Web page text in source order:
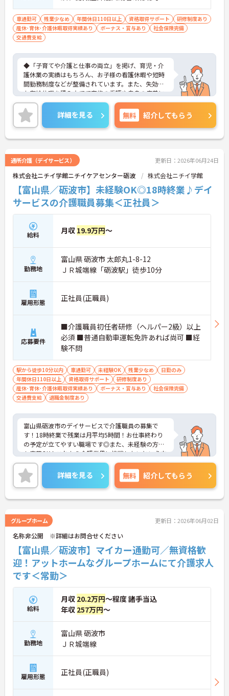
車通勤可 残業少なめ 年間休日110日以上 資格取得サポート
研修制度あり
産休･育休･介護休暇取得実績あり
ボーナス・賞与あり
社会保険完備
交通費支給
◆「子育てや介護と仕事の両立」を掲げ、育児・介
護休業の実績はもちろん、お子様の看護休暇や短時
間勤務制度などが整備されています。また、失効し
た有給休暇を積み立てて家族の看護や自身の療養に
使える独自の「家族愛休暇」や、悩みごとを相談で
きるEAP（従業員支援プログラム）など、安心して
長く働き続けられる環境づくりに注力しています。
◆万全の教育体制を整えています。入社時は丁寧な
OJT研修に加え、先輩スタッフが優しく指導しま
など、ニチイ学館ならではの多彩な研修プログラム
があり、働きながら着実にスキルアップを目指せる
環境です。
詳細を見る 無料 紹介してもらう
通所介護（デイサービス） 更新日：2026年06月24日
株式会社ニチイ学館ニチイケアセンター砺波 株式会社ニチイ学館
【富山県／砺波市】未経験OK◎18時終業♪デイ
サービスの介護職員募集＜正社員＞
給料 月収 19.9万円～
勤務地
富山県 砺波市 太郎丸1-8-12
ＪＲ城端線「砺波駅」徒歩10分
雇用形態 正社員(正職員)
応募要件
■介護職員初任者研修（ヘルパー2級）以上
必須 ■普通自動車運転免許あれば尚可 ■経
験不問
駅から徒歩10分以内 車通勤可 未経験OK 残業少なめ
日勤のみ
年間休日110日以上
資格取得サポート
研修制度あり
産休･育休･介護休暇取得実績あり
ボーナス・賞与あり
社会保険完備
交通費支給
退職金制度あり
富山県砺波市のデイサービスで介護職員の募集で
す！18時終業で残業は月平均5時間！お仕事終わり
の予定が立てやすい職場です◎また、未経験の方で
も応募OK！これから介護業界に挑戦したいという方
にピッタリの職場です♪ご興味のある方は面接ポイ
ントをお伝えしますので、お気軽にご連絡くださ
い！
詳細を見る 無料 紹介してもらう
グループホーム 更新日：2026年06月02日
名称非公開 ※詳細はお問合せください
【富山県／砺波市】マイカー通勤可／無資格歓
迎！アットホームなグループホームにて介護求人
です＜常勤＞
給料
月収 20.2万円～程度 諸手当込
年収 257万円～
勤務地
富山県 砺波市
ＪＲ城端線
雇用形態 正社員(正職員)